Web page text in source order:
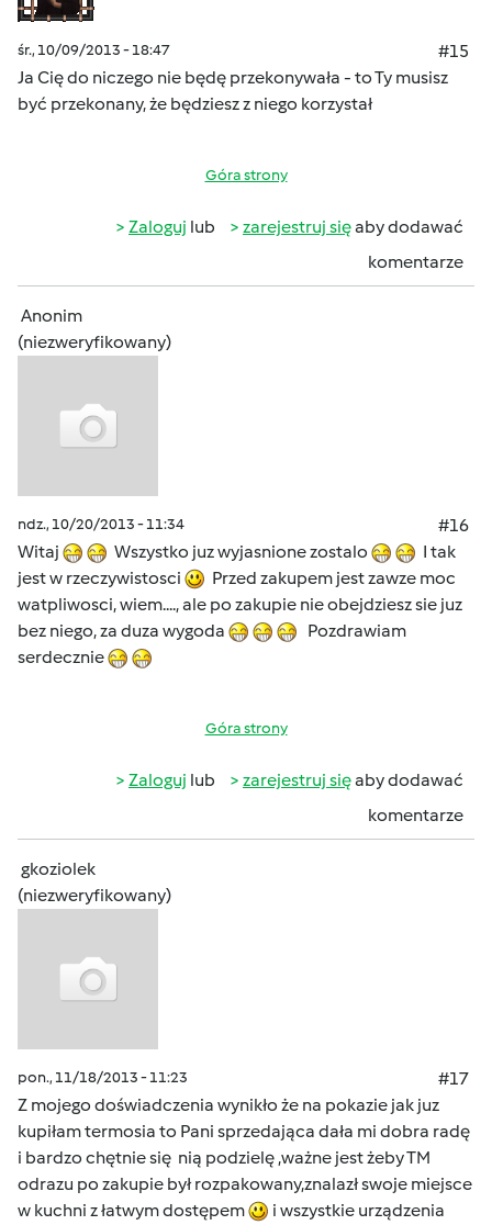
śr., 10/09/2013 - 18:47
#15
Ja Cię do niczego nie będę przekonywała - to Ty musisz
być przekonany, że będziesz z niego korzystał
Góra strony
Zaloguj lub zarejestruj sięaby dodawać
komentarze
Anonim
(niezweryfikowany)
ndz., 10/20/2013 - 11:34
#16
Witaj
Wszystko juz wyjasnione zostalo
I tak
jest w rzeczywistosci
Przed zakupem jest zawze moc
watpliwosci, wiem...., ale po zakupie nie obejdziesz sie juz
bez niego, za duza wygoda
Pozdrawiam
serdecznie
Góra strony
Zaloguj lub zarejestruj sięaby dodawać
komentarze
gkoziolek
(niezweryfikowany)
pon., 11/18/2013 - 11:23
#17
Z mojego doświadczenia wynikło że na pokazie jak juz
kupiłam termosia to Pani sprzedająca dała mi dobra radę
i bardzo chętnie się nią podzielę ,ważne jest żeby TM
odrazu po zakupie był rozpakowany,znalazł swoje miejsce
w kuchni z łatwym dostępem
i wszystkie urządzenia